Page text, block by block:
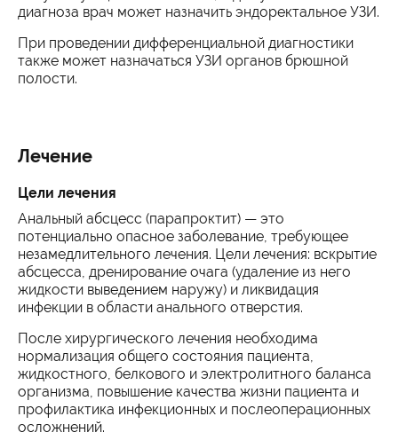
диагноза врач может назначить эндоректальное УЗИ.
При проведении дифференциальной диагностики
также может назначаться УЗИ органов брюшной
полости.
Лечение
Цели лечения
Анальный абсцесс (парапроктит) — это
потенциально опасное заболевание, требующее
незамедлительного лечения. Цели лечения: вскрытие
абсцесса, дренирование очага (удаление из него
жидкости выведением наружу) и ликвидация
инфекции в области анального отверстия.
После хирургического лечения необходима
нормализация общего состояния пациента,
жидкостного, белкового и электролитного баланса
организма, повышение качества жизни пациента и
профилактика инфекционных и послеоперационных
осложнений.